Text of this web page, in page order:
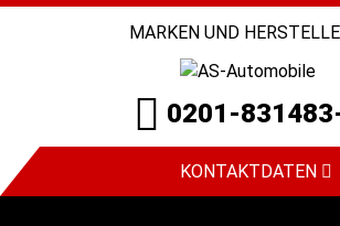
MARKEN UND
0201-
KONTAKTDATEN